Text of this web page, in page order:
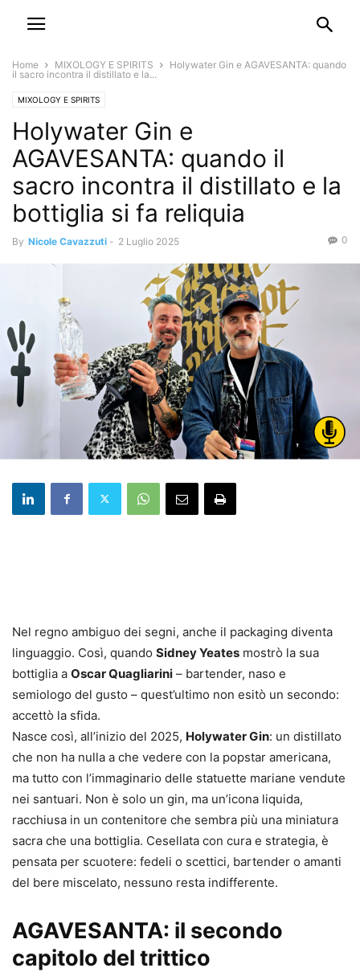
Home MIXOLOGY E SPIRITS
Holywater Gin e AGAVESANTA: quando
il sacro incontra il distillato e la...
MIXOLOGY E SPIRITS
Holywater Gin e
AGAVESANTA: quando il
sacro incontra il distillato e la
bottiglia si fa reliquia
By Nicole Cavazzuti - 2 Luglio 2025 0
Nel regno ambiguo dei segni, anche il packaging diventa
linguaggio. Così, quando Sidney Yeates mostrò la sua
bottiglia a Oscar Quagliarini – bartender, naso e
semiologo del gusto – quest’ultimo non esitò un secondo:
accettò la sfida.
Nasce così, all’inizio del 2025, Holywater Gin: un distillato
che non ha nulla a che vedere con la popstar americana,
ma tutto con l’immaginario delle statuette mariane vendute
nei santuari. Non è solo un gin, ma un’icona liquida,
racchiusa in un contenitore che sembra più una miniatura
sacra che una bottiglia. Cesellata con cura e strategia, è
pensata per scuotere: fedeli o scettici, bartender o amanti
del bere miscelato, nessuno resta indifferente.
AGAVESANTA: il secondo
capitolo del trittico